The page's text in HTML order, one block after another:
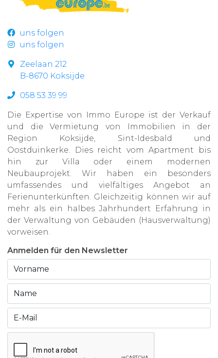
uns folgen
uns folgen
Zeelaan 212
B-8670 Koksijde
058 53 39 99
Die Expertise von Immo Europe ist der Verkauf
und die Vermietung von Immobilien in der
Region Koksijde, Sint-Idesbald und
Oostduinkerke. Dies reicht vom Apartment bis
hin zur Villa oder einem modernen
Neubauprojekt. Wir haben ein besonders
umfassendes und vielfältiges Angebot an
Ferienunterkünften. Gleichzeitig können wir auf
mehr als ein halbes Jahrhundert Erfahrung in
der Verwaltung von Gebäuden (Hausverwaltung)
vorweisen.
Anmelden für den Newsletter